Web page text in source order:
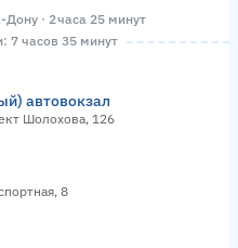
· 2 часа 25 минут
7 часов 35 минут
автовокзал
Шолохова, 126
8